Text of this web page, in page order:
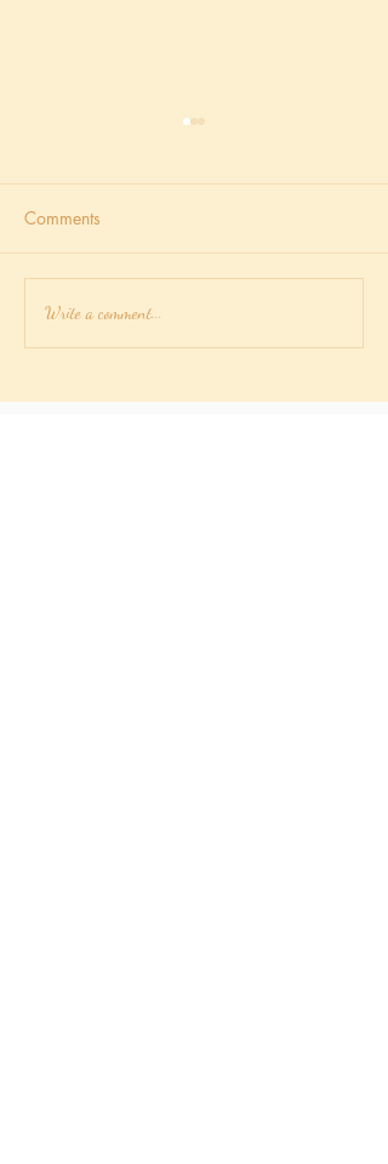
人或朋友陪伴一起渡過但心裏
就是愛情吧！看見街上很多戀
人甜甜蜜蜜的手牽手看聖誕燈
Comments
Write a comment...